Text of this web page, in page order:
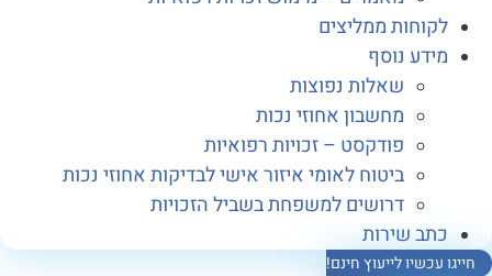
ממליצים
נוסף
שאלות נפוצות
מחשבון אחוזי נכות
פודקסט – זכויות רפואיות
ביטוח לאומי איזור אישי לבדיקות אחוזי נכות
דרושים למשפחת בשביל הזכויות
שירות
לייעוץ חינם!